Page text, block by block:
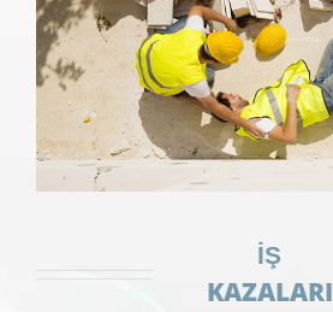
İŞ
KAZALARI